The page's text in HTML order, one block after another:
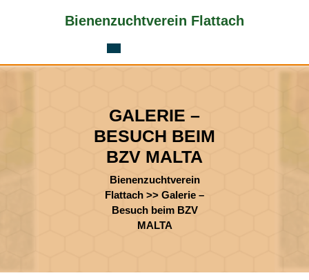
Bienenzuchtverein Flattach
GALERIE –
BESUCH BEIM
BZV MALTA
Bienenzuchtverein
Flattach >> Galerie –
Besuch beim BZV
MALTA